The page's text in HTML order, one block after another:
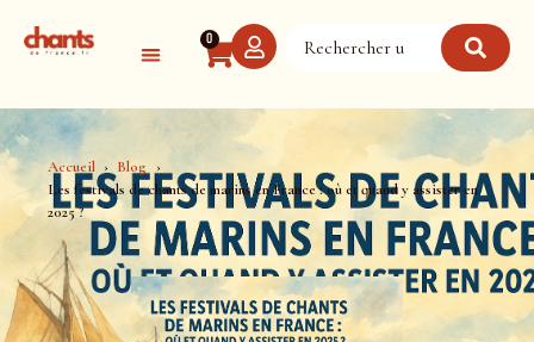
0
Accueil
Blog
Les festivals de chants de marins en France : où et quand y assister en
2025 ?